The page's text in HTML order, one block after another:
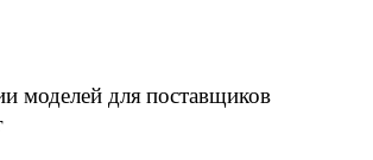
моделей для поставщиков